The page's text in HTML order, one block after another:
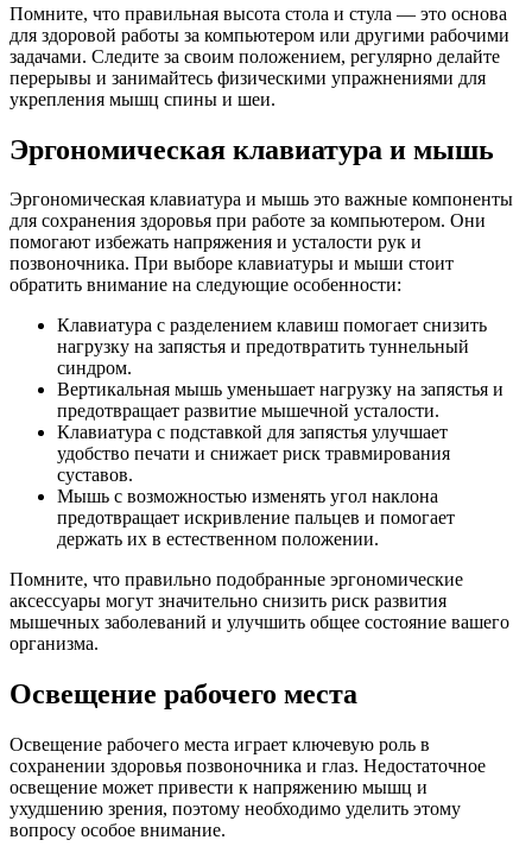
Помните, что правильная высота стола и стула — это основа
для здоровой работы за компьютером или другими рабочими
задачами. Следите за своим положением, регулярно делайте
перерывы и занимайтесь физическими упражнениями для
укрепления мышц спины и шеи.
Эргономическая клавиатура и мышь
Эргономическая клавиатура и мышь это важные компоненты
для сохранения здоровья при работе за компьютером. Они
помогают избежать напряжения и усталости рук и
позвоночника. При выборе клавиатуры и мыши стоит
обратить внимание на следующие особенности:
Клавиатура с разделением клавиш помогает снизить
нагрузку на запястья и предотвратить туннельный
синдром.
Вертикальная мышь уменьшает нагрузку на запястья и
предотвращает развитие мышечной усталости.
Клавиатура с подставкой для запястья улучшает
удобство печати и снижает риск травмирования
суставов.
Мышь с возможностью изменять угол наклона
предотвращает искривление пальцев и помогает
держать их в естественном положении.
Помните, что правильно подобранные эргономические
аксессуары могут значительно снизить риск развития
мышечных заболеваний и улучшить общее состояние вашего
организма.
Освещение рабочего места
Освещение рабочего места играет ключевую роль в
сохранении здоровья позвоночника и глаз. Недостаточное
освещение может привести к напряжению мышц и
ухудшению зрения, поэтому необходимо уделить этому
вопросу особое внимание.